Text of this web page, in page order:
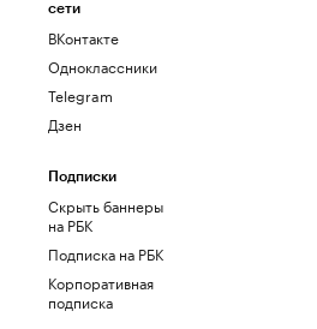
сети
ВКонтакте
Одноклассники
Telegram
Дзен
Подписки
Скрыть баннеры
на РБК
Подписка на РБК
Корпоративная
подписка